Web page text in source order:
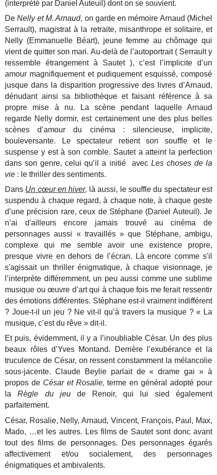
(interprété par Daniel Auteuil) dont on se souvient.
DeNelly et M. Arnaud, on garde en mémoire Arnaud (Michel
Serrault), magistrat à la retraite, misanthrope et solitaire, et
Nelly (Emmanuelle Béart), jeune femme au chômage qui
vient de quitter son mari. Au-delà de l’autoportrait ( Serrault y
ressemble étrangement à Sautet ), c’est l’implicite d’un
amour magnifiquement et pudiquement esquissé, composé
jusque dans la disparition progressive des livres d’Arnaud,
dénudant ainsi sa bibliothèque et faisant référence à sa
propre mise à nu. La scène pendant laquelle Arnaud
regarde Nelly dormir, est certainement une des plus belles
scènes d’amour du cinéma : silencieuse, implicite,
bouleversante. Le spectateur retient son souffle et le
suspense y est à son comble. Sautet a atteint la perfection
dans son genre, celui qu’il a initié avec Les choses de la
vie : le thriller des sentiments.
Dans Un cœur en hiver, là aussi, le souffle du spectateur est
suspendu à chaque regard, à chaque note, à chaque geste
d’une précision rare, ceux de Stéphane (Daniel Auteuil). Je
n’ai d'ailleurs encore jamais trouvé au cinéma de
personnages aussi « travaillés » que Stéphane, ambigu,
complexe qui me semble avoir une existence propre,
presque vivre en dehors de l’écran. Là encore comme s'il
s'agissait un thriller énigmatique, à chaque visionnage, je
l’interprète différemment, un peu aussi comme une sublime
musique ou œuvre d’art qui à chaque fois me ferait ressentir
des émotions différentes. Stéphane est-il vraiment indifférent
? Joue-t-il un jeu ? Ne vit-il qu’à travers la musique ? « La
musique, c’est du rêve » dit-il.
Et puis, évidemment, il y a l’inoubliable César. Un des plus
beaux rôles d’Yves Montand. Derrière l’exubérance et la
truculence de César, on ressent constamment la mélancolie
sous-jacente. Claude Beylie parlait de « drame gai » à
propos de César et Rosalie, terme en général adopté pour
laRègle du jeude Renoir, qui lui sied également
parfaitement.
César, Rosalie, Nelly, Arnaud, Vincent, François, Paul, Max,
Mado, …et les autres. Les films de Sautet sont donc avant
tout des films de personnages. Des personnages égarés
affectivement et/ou socialement, des personnages
énigmatiques et ambivalents.